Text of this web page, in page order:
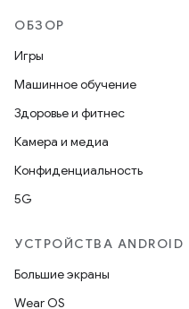
ОБЗОР
Игры
Машинное обучение
Здоровье и фитнес
Камера и медиа
Конфиденциальность
5G
УСТРОЙСТВА ANDROID
Большие экраны
Wear OS